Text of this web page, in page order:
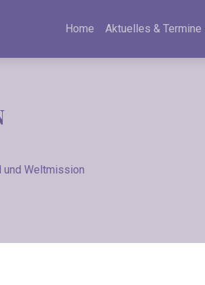
Home Aktuelles & Termine
und Weltmission